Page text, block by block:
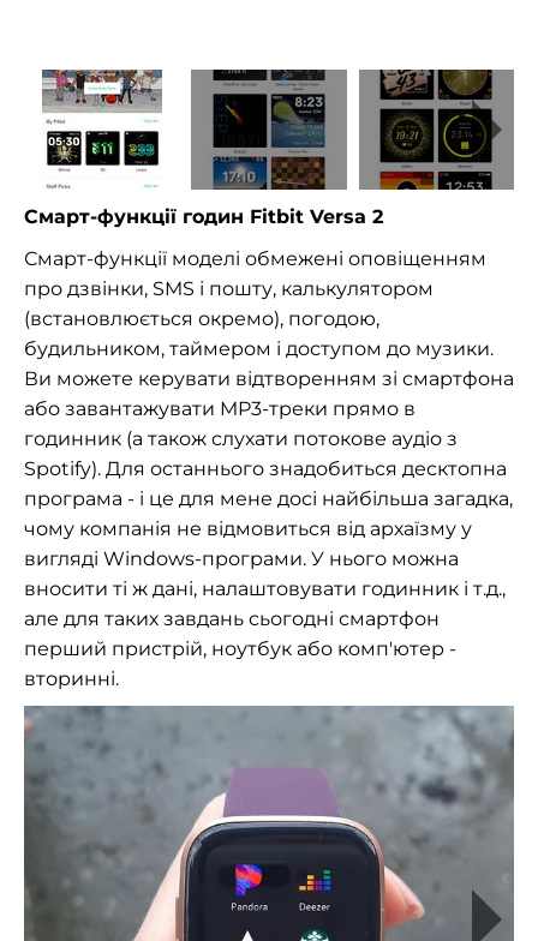
Смарт-функції годин Fitbit Versa 2
Смарт-функції моделі обмежені оповіщенням
про дзвінки, SMS і пошту, калькулятором
(встановлюється окремо), погодою,
будильником, таймером і доступом до музики.
Ви можете керувати відтворенням зі смартфона
або завантажувати MP3-треки прямо в
годинник (а також слухати потокове аудіо з
Spotify). Для останнього знадобиться десктопна
програма - і це для мене досі найбільша загадка,
чому компанія не відмовиться від архаїзму у
вигляді Windows-програми. У нього можна
вносити ті ж дані, налаштовувати годинник і т.д.,
але для таких завдань сьогодні смартфон
перший пристрій, ноутбук або комп'ютер -
вторинні.